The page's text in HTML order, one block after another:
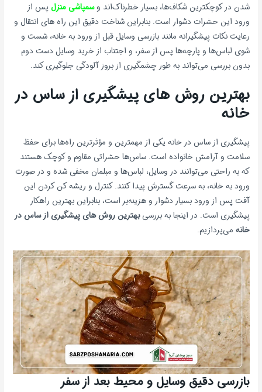
شدن در کوچکترین شکاف‌ها، بسیار خطرناک‌اند وسمپاشی منزلپس از
ورود این حشرات دشوار است. بنابراین شناخت دقیق این راه های انتقال و
رعایت نکات پیشگیرانه مانند بازرسی وسایل قبل از ورود به خانه، شست و
شوی لباس‌ها و پارچه‌ها پس از سفر، و اجتناب از خرید وسایل دست دوم
بدون بررسی می‌تواند به طور چشمگیری از بروز آلودگی جلوگیری کند.
بهترین روش های پیشگیری از ساس در
خانه
پیشگیری از ساس در خانه یکی از مهمترین و مؤثرترین راه‌ها برای حفظ
سلامت و آرامش خانواده است. ساس‌ها حشراتی مقاوم و کوچک هستند
که به راحتی می‌توانند در وسایل، لباس‌ها و مبلمان مخفی شده و در صورت
ورود به خانه، به سرعت گسترش پیدا کنند. کنترل و ریشه کن کردن این
آفت پس از ورود بسیار دشوار و هزینه‌بر است، بنابراین بهترین راهکار
پیشگیری است. در اینجا به بررسیبهترین روش های پیشگیری از ساس در
خانه می‌پردازیم.
بازرسی دقیق وسایل و محیط بعد از سفر